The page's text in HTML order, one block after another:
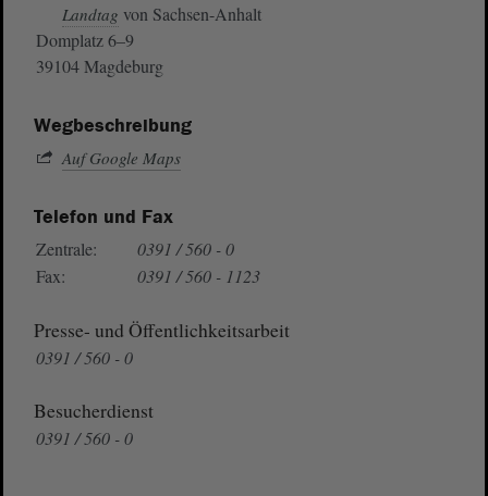
Landtag von Sachsen-Anhalt
Domplatz 6–9
39104 Magdeburg
Wegbeschreibung
Auf Google Maps
Telefon und Fax
Zentrale:
0391 / 560 - 0
Fax:
0391 / 560 - 1123
Presse- und Öffentlichkeitsarbeit
0391 / 560 - 0
Besucherdienst
0391 / 560 - 0